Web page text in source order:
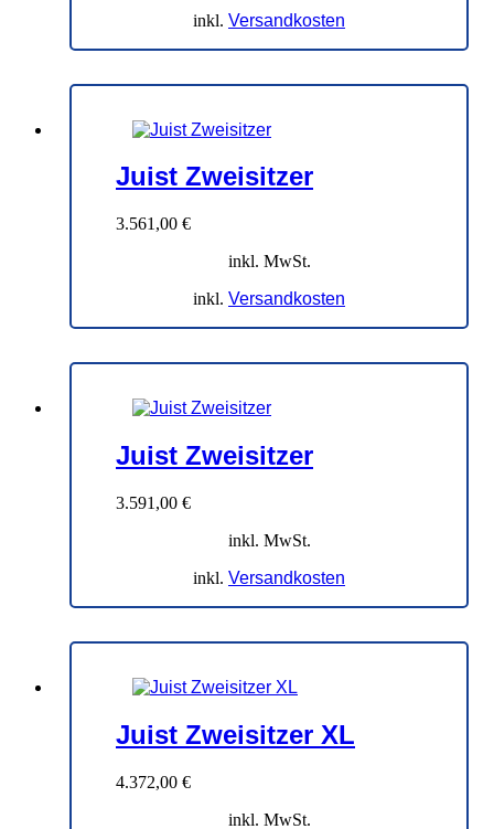
inkl. Versandkosten
Juist Zweisitzer
3.561,00 €
inkl. MwSt.
inkl. Versandkosten
Juist Zweisitzer
3.591,00 €
inkl. MwSt.
inkl. Versandkosten
Juist Zweisitzer XL
4.372,00 €
inkl. MwSt.